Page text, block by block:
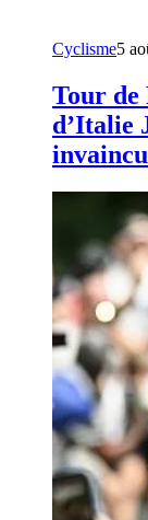
Cyclisme5
Tour de
d’Italie